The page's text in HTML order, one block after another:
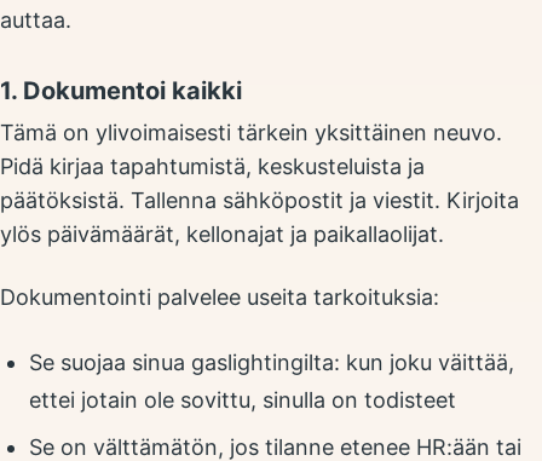
auttaa.
1. Dokumentoi kaikki
Tämä on ylivoimaisesti tärkein yksittäinen neuvo.
Pidä kirjaa tapahtumistä, keskusteluista ja
päätöksistä. Tallenna sähköpostit ja viestit. Kirjoita
ylös päivämäärät, kellonajat ja paikallaolijat.
Dokumentointi palvelee useita tarkoituksia:
Se suojaa sinua gaslightingilta: kun joku väittää,
ettei jotain ole sovittu, sinulla on todisteet
Se on välttämätön, jos tilanne etenee HR:ään tai